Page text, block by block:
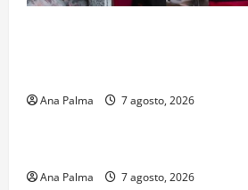
Ana Palma 7 agosto, 2026
Estados Portada
Ana Palma 7 agosto, 2026